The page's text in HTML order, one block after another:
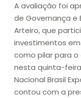
A avaliação foi
de Governança e
Arteiro, que
investimentos
como pilar para
nesta quinta-feira
Nacional Brasil
contou com a